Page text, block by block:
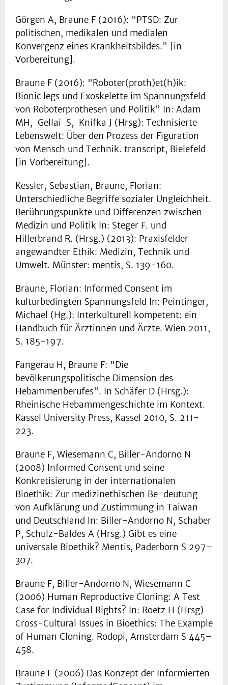
Görgen A, Braune F (2016): "PTSD: Zur
politischen, medikalen und medialen
Konvergenz eines Krankheitsbildes." [in
Vorbereitung].
Braune F (2016): "Roboter(proth)et(h)ik:
Bionic legs und Exoskelette im Spannungsfeld
von Roboterprothesen und Politik" In: Adam
MH, Gellai S, Knifka J (Hrsg): Technisierte
Lebenswelt: Über den Prozess der Figuration
von Mensch und Technik. transcript, Bielefeld
[in Vorbereitung].
Kessler, Sebastian, Braune, Florian:
Unterschiedliche Begriffe sozialer Ungleichheit.
Berührungspunkte und Differenzen zwischen
Medizin und Politik In: Steger F. und
Hillerbrand R. (Hrsg.) (2013): Praxisfelder
angewandter Ethik: Medizin, Technik und
Umwelt. Münster: mentis, S. 139-160.
Braune, Florian: Informed Consent im
kulturbedingten Spannungsfeld In: Peintinger,
Michael (Hg.): Interkulturell kompetent: ein
Handbuch für Ärztinnen und Ärzte. Wien 2011,
S. 185-197.
Fangerau H, Braune F: "Die
bevölkerungspolitische Dimension des
Hebammenberufes". In Schäfer D (Hrsg.):
Rheinische Hebammengeschichte im Kontext.
Kassel University Press, Kassel 2010, S. 211-
223.
Braune F, Wiesemann C, Biller-Andorno N
(2008) Informed Consent und seine
Konkretisierung in der internationalen
Bioethik: Zur medizinethischen Be-deutung
von Aufklärung und Zustimmung in Taiwan
und Deutschland In: Biller-Andorno N, Schaber
P, Schulz-Baldes A (Hrsg.) Gibt es eine
universale Bioethik? Mentis, Paderborn S 297–
307.
Braune F, Biller-Andorno N, Wiesemann C
(2006) Human Reproductive Cloning: A Test
Case for Individual Rights? In: Roetz H (Hrsg)
Cross-Cultural Issues in Bioethics: The Example
of Human Cloning. Rodopi, Amsterdam S 445–
458.
Braune F (2006) Das Konzept der Informierten